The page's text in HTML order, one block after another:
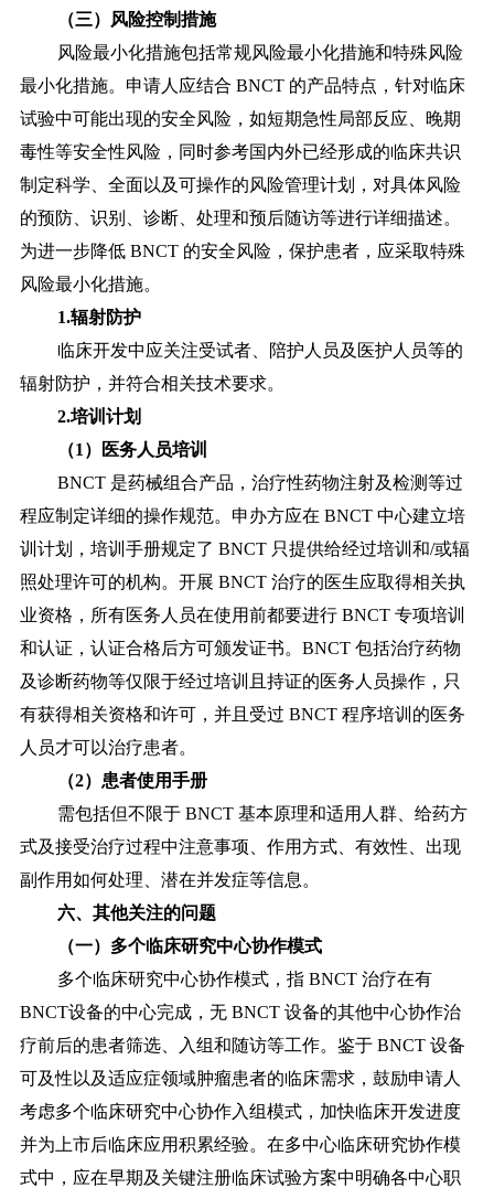
（三）风险控制措施
风险最小化措施包括常规风险最小化措施和特殊风险
最小化措施。申请人应结合 BNCT 的产品特点，针对临床
试验中可能出现的安全风险，如短期急性局部反应、晚期
毒性等安全性风险，同时参考国内外已经形成的临床共识
制定科学、全面以及可操作的风险管理计划，对具体风险
的预防、识别、诊断、处理和预后随访等进行详细描述。
为进一步降低 BNCT 的安全风险，保护患者，应采取特殊
风险最小化措施。
1.辐射防护
临床开发中应关注受试者、陪护人员及医护人员等的
辐射防护，并符合相关技术要求。
2.培训计划
（1）医务人员培训
BNCT 是药械组合产品，治疗性药物注射及检测等过
程应制定详细的操作规范。申办方应在 BNCT 中心建立培
训计划，培训手册规定了 BNCT 只提供给经过培训和/或辐
照处理许可的机构。开展 BNCT 治疗的医生应取得相关执
业资格，所有医务人员在使用前都要进行 BNCT 专项培训
和认证，认证合格后方可颁发证书。BNCT 包括治疗药物
及诊断药物等仅限于经过培训且持证的医务人员操作，只
有获得相关资格和许可，并且受过 BNCT 程序培训的医务
人员才可以治疗患者。
（2）患者使用手册
需包括但不限于 BNCT 基本原理和适用人群、给药方
式及接受治疗过程中注意事项、作用方式、有效性、出现
副作用如何处理、潜在并发症等信息。
六、其他关注的问题
（一）多个临床研究中心协作模式
多个临床研究中心协作模式，指 BNCT 治疗在有
BNCT设备的中心完成，无 BNCT 设备的其他中心协作治
疗前后的患者筛选、入组和随访等工作。鉴于 BNCT 设备
可及性以及适应症领域肿瘤患者的临床需求，鼓励申请人
考虑多个临床研究中心协作入组模式，加快临床开发进度
并为上市后临床应用积累经验。在多中心临床研究协作模
式中，应在早期及关键注册临床试验方案中明确各中心职